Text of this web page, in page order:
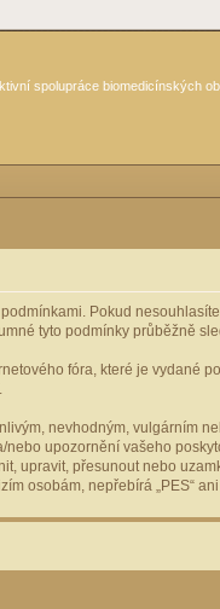
spolupráce biomedicínských
Pokud
tyto podmínky průběžně
fóra, které je vydané
nevhodným, vulgárním
upozornění vašeho
upravit, přesunout nebo
osobám, nepřebírá „PES“